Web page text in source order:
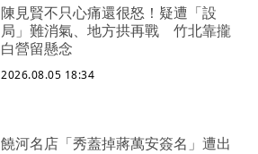
陳見賢不只心痛還很怒！疑遭「設
局」難消氣、地方拱再戰 竹北靠攏
白營留懸念
2026.08.05 18:34
饒河名店「秀蓋掉蔣萬安簽名」遭出